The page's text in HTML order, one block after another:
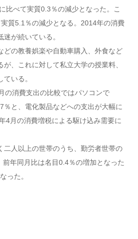
比べて実質0.3％の減少となった。こ
質5.1％の減少となる。2014年の消費
が続いている。
の教養娯楽や自動車購入、外食など
、これに対して私立大学の授業料、
いる。
の消費支出の比較ではパソコンで
％と、電化製品などへの支出が大幅に
4月の消費増税による駆け込み需要に
人以上の世帯のうち、勤労者世帯の
年同月比は名目0.4％の増加となった
った。